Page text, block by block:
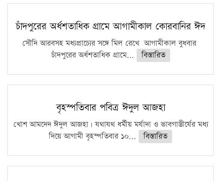
চাঁদপুরের অর্ধশতাধিক গ্রামে আগামীকাল কোরবানির ঈদ
সৌদি আরবসহ মধ্যপ্রাচ্যের সঙ্গে মিল রেখে আগামীকাল বুধবার
চাঁদপুরের অর্ধশতাধিক গ্রামে...
বিস্তারিত
বৃহস্পতিবার পবিত্র ঈদুল আজহা
খোশ আমদেদ ঈদুল আজহা। যথাযথ ধর্মীয় মর্যাদা ও ভাবগাম্ভীর্যের মধ্য
দিয়ে আগামী বৃহস্পতিবার ১০...
বিস্তারিত